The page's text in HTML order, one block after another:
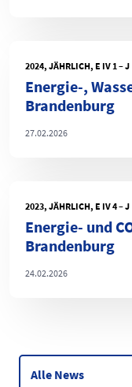
2024, JÄHRLICH, E IV 1 – J
Energie-,
Brandenburg
27.02.2026
2023, JÄHRLICH, E IV 4 – J
Energie- und
Brandenburg
24.02.2026
Alle News